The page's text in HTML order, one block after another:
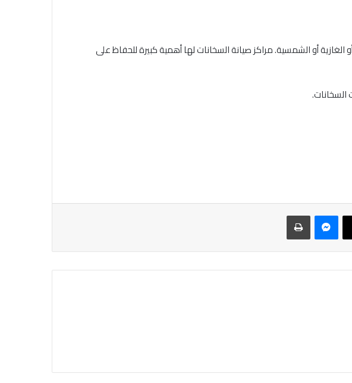
أو الشمسية. مراكز صيانة السخانات لها أهمية كبيرة للحفاظ على
ماسنجر طباعة